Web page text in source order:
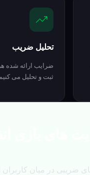
تحلیل ضریب
ضرایب ارائه شده
ثبت و تحلیل می کنیم.
ضریبی در میان